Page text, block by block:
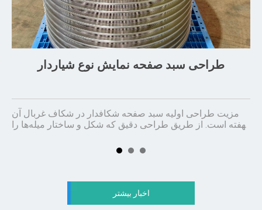
طراحی سبد صفحه نمایش نوع شیاردار
مزیت طراحی اولیه سبد صفحه شکافدار در شکاف غربال آن
نهفته است. از طریق طراحی دقیق که شکل و ساختار میله‌ها را
به حداقل می‌رساند، در نتیجه عملکرد پایدار و طولانی‌مدت
اخبار بیشتر